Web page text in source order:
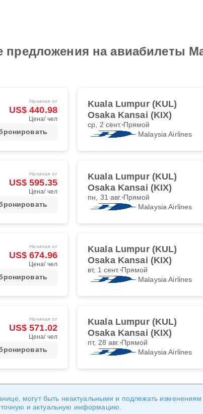
на авиабилеты
Начиная от
US$ 440.98
Цена/ чел
Kuala Lumpur (KUL)
Osaka Kansai (KIX)
ср, 2 сент. Прямой
Malaysia Airlines
Начиная от
US$ 595.35
Цена/ чел
Kuala Lumpur (KUL)
Osaka Kansai (KIX)
пн, 31 авг. Прямой
Malaysia Airlines
Начиная от
US$ 674.96
Цена/ чел
Kuala Lumpur (KUL)
Osaka Kansai (KIX)
вт, 1 сент. Прямой
Malaysia Airlines
Начиная от
US$ 571.02
Цена/ чел
Kuala Lumpur (KUL)
Osaka Kansai (KIX)
пт, 28 авг. Прямой
Malaysia Airlines
могут быть неактуальными и подлежать изменениям
и актуальную информацию.